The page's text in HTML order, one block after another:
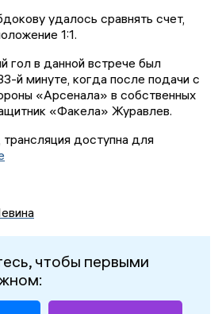
удалось сравнять счет,
1:1.
гол в данной встрече был
й минуте, когда после подачи с
«Арсенала» в собственных
«Факела» Журавлев.
доступна для
чтобы первыми